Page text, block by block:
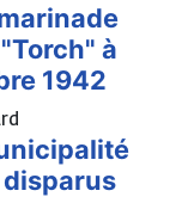
à
1942
disparus